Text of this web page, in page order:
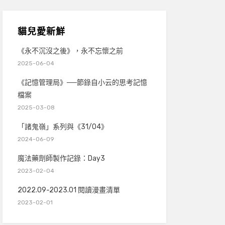
貓兒愛新鮮
《永不沉沒之後》，永不忘懷之前
2025-06-04
《記憶管理局》──節錄自小云的思考記憶
檔案
2025-03-08
「諸鬼嶺」系列與《31/04》
2024-06-09
魔法藥劑師製作記錄：Day3
2023-02-04
2022.09-2023.01 閱讀漫畫清單
2023-02-01